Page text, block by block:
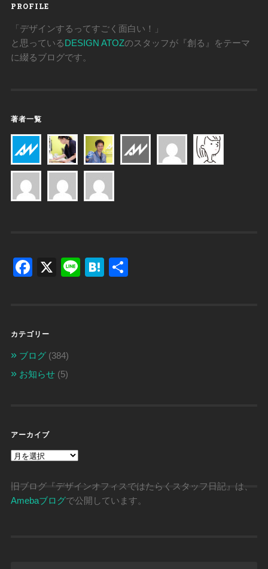
PROFILE
「デザインするってすごく面白い！」
と思っているDESIGN ATOZのスタッフが『創る』をテーマ
に綴るブログです。
著者一覧
Facebook
X LineHatena
共
カテゴリー
ブログ(384)
お知らせ(5)
アーカイブ
ア
ー
イ
ブ
旧ブログ『デザインオフィスではたらくスタッフ日記』は、
Amebaブログで公開しています。